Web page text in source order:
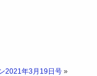
2021年3月19日号 »